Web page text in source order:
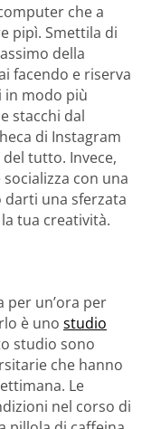
che a
pipì. Smettila di
della
facendo e riserva
in modo più
stacchi dal
di Instagram
tutto. Invece,
con una
una sferzata
tua creatività.
per un’ora per
è uno studio
studio sono
che hanno
Le
nel corso di